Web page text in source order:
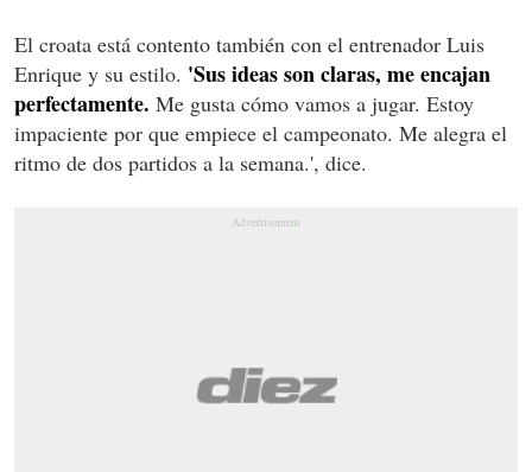
El croata está contento también con el entrenador Luis
Enrique y su estilo. 'Sus ideas son claras, me encajan
perfectamente. Me gusta cómo vamos a jugar. Estoy
impaciente por que empiece el campeonato. Me alegra el
ritmo de dos partidos a la semana.', dice.